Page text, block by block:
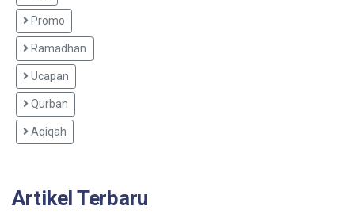
Promo
Ramadhan
Ucapan
Qurban
Aqiqah
Artikel Terbaru